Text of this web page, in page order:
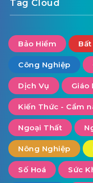
Tag Cloud
Bảo Hiểm
Công Nghiệp
Dịch Vụ Giáo
Kiến Thức - Cẩm
Ngoại Thất
Nông Nghiệp
Số Hoá Sức